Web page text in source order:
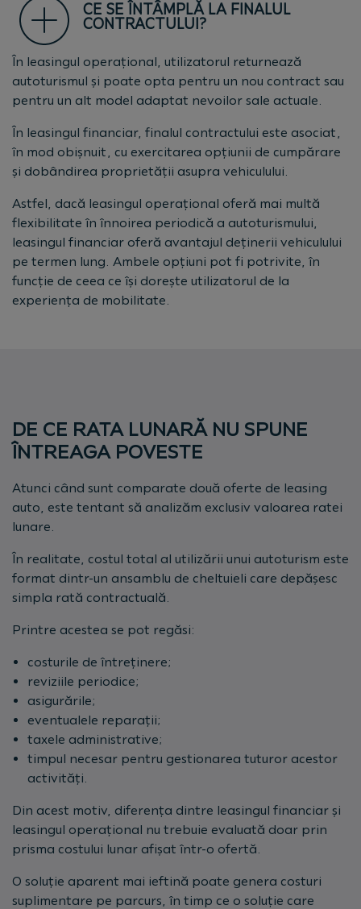
CE SE ÎNTÂMPLĂ LA FINALUL
CONTRACTULUI?
În leasingul operațional, utilizatorul returnează
autoturismul și poate opta pentru un nou contract sau
pentru un alt model adaptat nevoilor sale actuale.
În leasingul financiar, finalul contractului este asociat,
în mod obișnuit, cu exercitarea opțiunii de cumpărare
și dobândirea proprietății asupra vehiculului.
Astfel, dacă leasingul operațional oferă mai multă
flexibilitate în înnoirea periodică a autoturismului,
leasingul financiar oferă avantajul deținerii vehiculului
pe termen lung. Ambele opțiuni pot fi potrivite, în
funcție de ceea ce își dorește utilizatorul de la
experiența de mobilitate.
DE CE RATA LUNARĂ NU SPUNE
ÎNTREAGA POVESTE
Atunci când sunt comparate două oferte de leasing
auto, este tentant să analizăm exclusiv valoarea ratei
lunare.
În realitate, costul total al utilizării unui autoturism este
format dintr-un ansamblu de cheltuieli care depășesc
simpla rată contractuală.
Printre acestea se pot regăsi:
costurile de întreținere;
reviziile periodice;
asigurările;
eventualele reparații;
taxele administrative;
timpul necesar pentru gestionarea tuturor acestor
activități.
Din acest motiv, diferența dintre leasingul financiar și
leasingul operațional nu trebuie evaluată doar prin
prisma costului lunar afișat într-o ofertă.
O soluție aparent mai ieftină poate genera costuri
suplimentare pe parcurs, în timp ce o soluție care